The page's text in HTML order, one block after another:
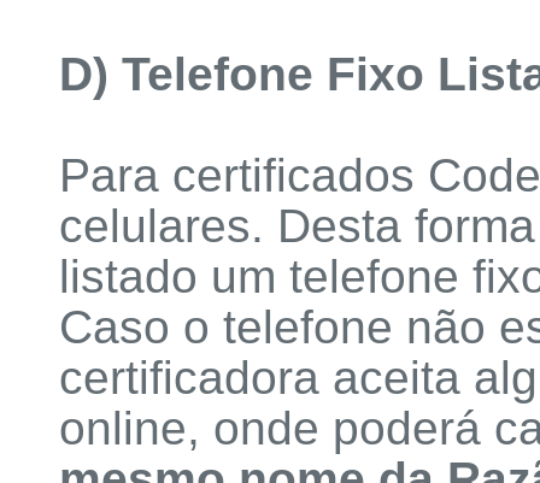
D) Telefone Fixo
Para certificados
celulares. Desta
listado um telefone
Caso o telefone não
certificadora aceita
online, onde poderá